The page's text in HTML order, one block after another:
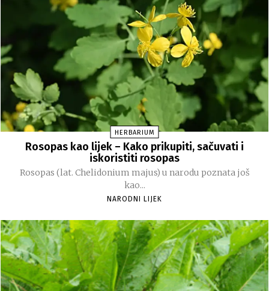
HERBARIUM
Rosopas kao lijek – Kako prikupiti, sačuvati i
iskoristiti rosopas
Rosopas (lat. Chelidonium majus) u narodu poznata još
kao...
NARODNI LIJEK